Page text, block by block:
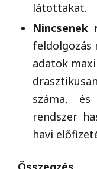
látottakat.
feldolgozás
adatok
száma,
rendszer
havi